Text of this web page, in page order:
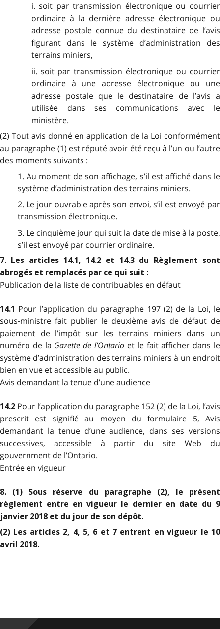
i. soit par transmission électronique ou courrier
ordinaire à la dernière adresse électronique ou
adresse postale connue du destinataire de l’avis
figurant dans le système d’administration des
terrains miniers,
ii. soit par transmission électronique ou courrier
ordinaire à une adresse électronique ou une
adresse postale que le destinataire de l’avis a
utilisée dans ses communications avec le
ministère.
(2) Tout avis donné en application de la Loi conformément
au paragraphe (1) est réputé avoir été reçu à l’un ou l’autre
des moments suivants :
1. Au moment de son affichage, s’il est affiché dans le
système d’administration des terrains miniers.
2. Le jour ouvrable après son envoi, s’il est envoyé par
transmission électronique.
3. Le cinquième jour qui suit la date de mise à la poste,
s’il est envoyé par courrier ordinaire.
7. Les articles 14.1, 14.2 et 14.3 du Règlement sont
abrogés et remplacés par ce qui suit :
Publication de la liste de contribuables en défaut
14.1 Pour l’application du paragraphe 197 (2) de la Loi, le
sous-ministre fait publier le deuxième avis de défaut de
paiement de l’impôt sur les terrains miniers dans un
numéro de la Gazette de l’Ontario et le fait afficher dans le
système d’administration des terrains miniers à un endroit
bien en vue et accessible au public.
Avis demandant la tenue d’une audience
14.2 Pour l’application du paragraphe 152 (2) de la Loi, l’avis
prescrit est signifié au moyen du formulaire 5, Avis
demandant la tenue d’une audience, dans ses versions
successives, accessible à partir du site Web du
gouvernment de l’Ontario.
Entrée en vigueur
8. (1) Sous réserve du paragraphe (2), le présent
règlement entre en vigueur le dernier en date du 9
janvier 2018 et du jour de son dépôt.
(2) Les articles 2, 4, 5, 6 et 7 entrent en vigueur le 10
avril 2018.